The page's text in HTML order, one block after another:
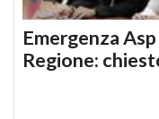
Emergenza
Regione: